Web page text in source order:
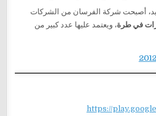
أصبحت شركة الفرسان من الشركات
في طرة، ويعتمد عليها عدد كبير من
https://